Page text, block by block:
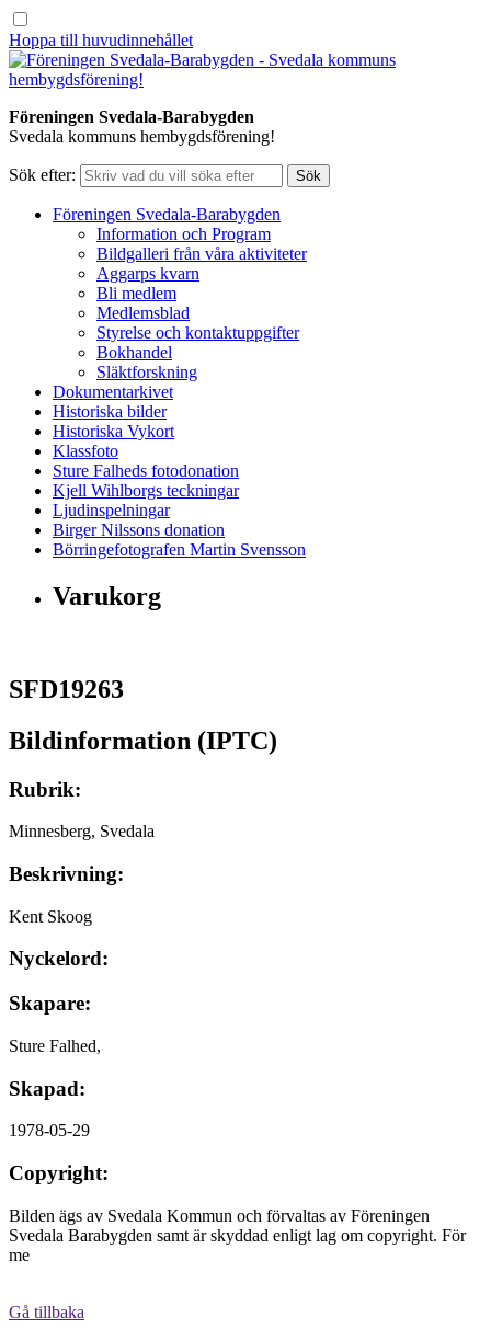
Hoppa till huvudinnehållet
Föreningen Svedala-Barabygden
Svedala kommuns hembygdsförening!
Sök efter:
Föreningen Svedala-Barabygden
Information och Program
Bildgalleri från våra aktiviteter
Aggarps kvarn
Bli medlem
Medlemsblad
Styrelse och kontaktuppgifter
Bokhandel
Släktforskning
Dokumentarkivet
Historiska bilder
Historiska Vykort
Klassfoto
Sture Falheds fotodonation
Kjell Wihlborgs teckningar
Ljudinspelningar
Birger Nilssons donation
Börringefotografen Martin Svensson
Varukorg
SFD19263
Bildinformation (IPTC)
Rubrik:
Minnesberg, Svedala
Beskrivning:
Kent Skoog
Nyckelord:
Skapare:
Sture Falhed,
Skapad:
1978-05-29
Copyright:
Bilden ägs av Svedala Kommun och förvaltas av Föreningen
Svedala Barabygden samt är skyddad enligt lag om copyright. För
me
Gå tillbaka